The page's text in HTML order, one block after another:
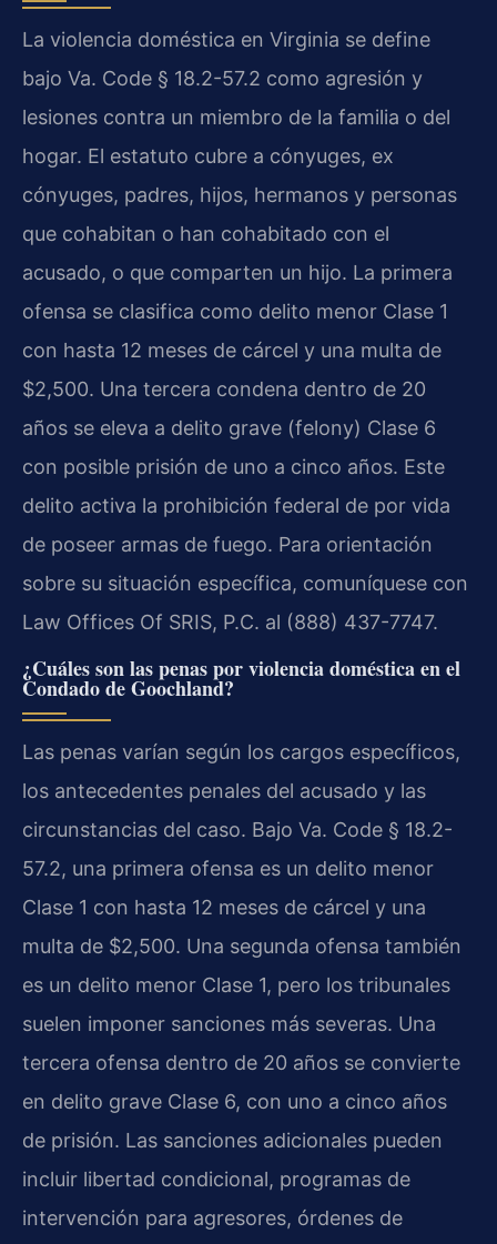
La violencia doméstica en Virginia se define
bajo Va. Code § 18.2-57.2 como agresión y
lesiones contra un miembro de la familia o del
hogar. El estatuto cubre a cónyuges, ex
cónyuges, padres, hijos, hermanos y personas
que cohabitan o han cohabitado con el
acusado, o que comparten un hijo. La primera
ofensa se clasifica como delito menor Clase 1
con hasta 12 meses de cárcel y una multa de
$2,500. Una tercera condena dentro de 20
años se eleva a delito grave (felony) Clase 6
con posible prisión de uno a cinco años. Este
delito activa la prohibición federal de por vida
de poseer armas de fuego. Para orientación
sobre su situación específica, comuníquese con
Law Offices Of SRIS, P.C. al (888) 437-7747.
¿Cuáles son las penas por violencia doméstica en el
Condado de Goochland?
Las penas varían según los cargos específicos,
los antecedentes penales del acusado y las
circunstancias del caso. Bajo Va. Code § 18.2-
57.2, una primera ofensa es un delito menor
Clase 1 con hasta 12 meses de cárcel y una
multa de $2,500. Una segunda ofensa también
es un delito menor Clase 1, pero los tribunales
suelen imponer sanciones más severas. Una
tercera ofensa dentro de 20 años se convierte
en delito grave Clase 6, con uno a cinco años
de prisión. Las sanciones adicionales pueden
incluir libertad condicional, programas de
intervención para agresores, órdenes de